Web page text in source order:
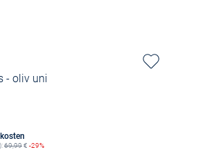
- oliv uni
69,99€ -29%